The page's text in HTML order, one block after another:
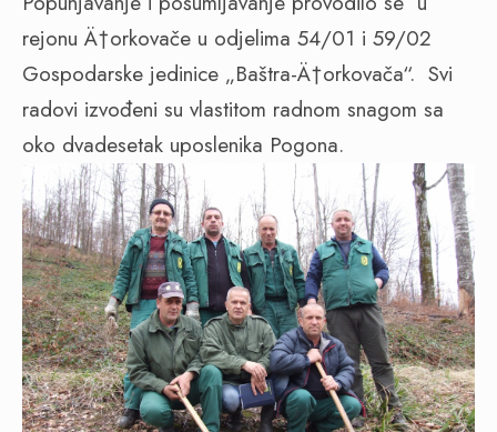
rejonu Ä†orkovače u odjelima 54/01 i 59/02
Gospodarske jedinice „Baštra-Ä†orkovača“. Svi
radovi izvođeni su vlastitom radnom snagom sa
oko dvadesetak uposlenika Pogona.